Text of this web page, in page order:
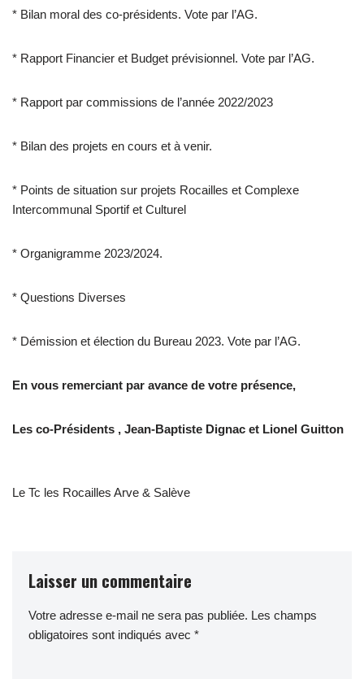
* Bilan moral des co-présidents. Vote par l’AG.
* Rapport Financier et Budget prévisionnel. Vote par l’AG.
* Rapport par commissions de l’année 2022/2023
* Bilan des projets en cours et à venir.
* Points de situation sur projets Rocailles et Complexe
Intercommunal Sportif et Culturel
* Organigramme 2023/2024.
* Questions Diverses
* Démission et élection du Bureau 2023. Vote par l’AG.
En vous remerciant par avance de votre présence,
Les co-Présidents , Jean-Baptiste Dignac et Lionel Guitton
Le Tc les Rocailles Arve & Salève
Laisser un commentaire
Votre adresse e-mail ne sera pas publiée. Les champs
obligatoires sont indiqués avec *